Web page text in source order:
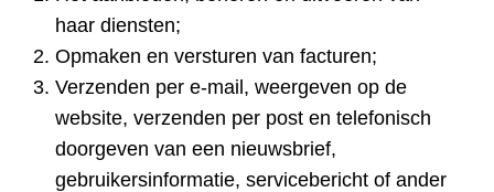
haar diensten;
Opmaken en versturen van facturen;
Verzenden per e-mail, weergeven op de
website, verzenden per post en telefonisch
doorgeven van een nieuwsbrief,
gebruikersinformatie, servicebericht of ander